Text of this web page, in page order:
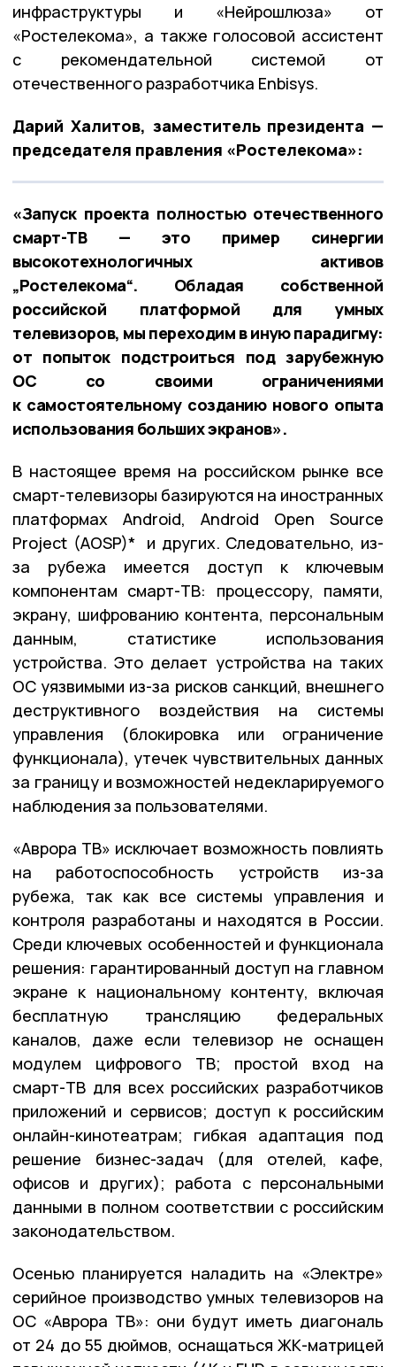
инфраструктуры и «Нейрошлюза» от
«Ростелекома», а также голосовой ассистент
с рекомендательной системой от
отечественного разработчика Enbisys.
Дарий Халитов, заместитель президента —
председателя правления «Ростелекома»:
«Запуск проекта полностью отечественного
смарт-ТВ — это пример синергии
высокотехнологичных активов
„Ростелекома“. Обладая собственной
российской платформой для умных
телевизоров, мы переходим в иную парадигму:
от попыток подстроиться под зарубежную
ОС со своими ограничениями
к самостоятельному созданию нового опыта
использования больших экранов».
В настоящее время на российском рынке все
смарт-телевизоры базируются на иностранных
платформах Android, Android Open Source
Project (AOSP)* и других. Следовательно, из-
за рубежа имеется доступ к ключевым
компонентам смарт-ТВ: процессору, памяти,
экрану, шифрованию контента, персональным
данным, статистике использования
устройства. Это делает устройства на таких
ОС уязвимыми из-за рисков санкций, внешнего
деструктивного воздействия на системы
управления (блокировка или ограничение
функционала), утечек чувствительных данных
за границу и возможностей недекларируемого
наблюдения за пользователями.
«Аврора ТВ» исключает возможность повлиять
на работоспособность устройств из-за
рубежа, так как все системы управления и
контроля разработаны и находятся в России.
Среди ключевых особенностей и функционала
решения: гарантированный доступ на главном
экране к национальному контенту, включая
бесплатную трансляцию федеральных
каналов, даже если телевизор не оснащен
модулем цифрового ТВ; простой вход на
смарт-ТВ для всех российских разработчиков
приложений и сервисов; доступ к российским
онлайн-кинотеатрам; гибкая адаптация под
решение бизнес-задач (для отелей, кафе,
офисов и других); работа с персональными
данными в полном соответствии с российским
законодательством.
Осенью планируется наладить на «Электре»
серийное производство умных телевизоров на
ОС «Аврора ТВ»: они будут иметь диагональ
от 24 до 55 дюймов, оснащаться ЖК-матрицей